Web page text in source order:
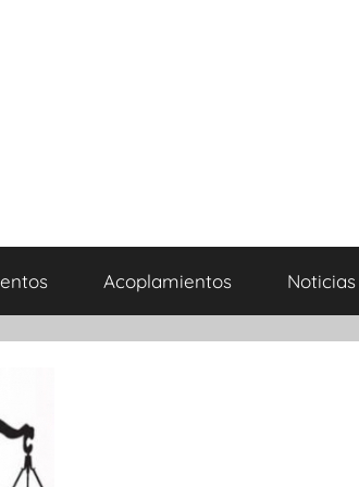
Acoplamientos Noticias